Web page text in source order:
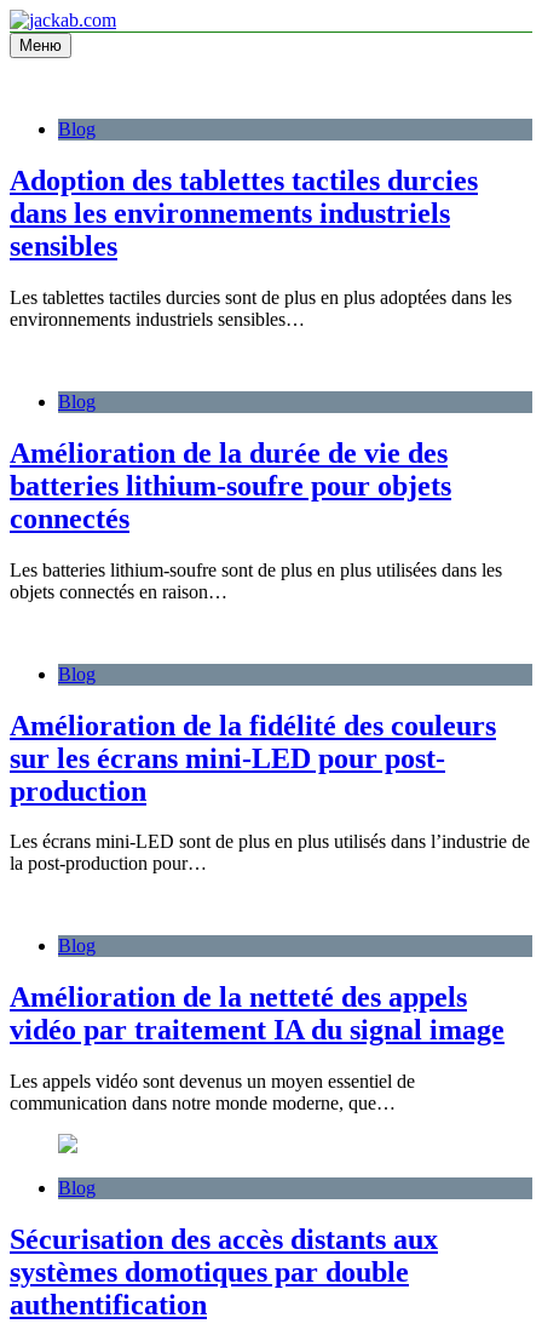
Перейти
к
содержимому
Site d'information
Меню
Blog
Adoption des tablettes tactiles durcies
dans les environnements industriels
sensibles
Les tablettes tactiles durcies sont de plus en plus adoptées dans les
environnements industriels sensibles…
Blog
Amélioration de la durée de vie des
batteries lithium-soufre pour objets
connectés
Les batteries lithium-soufre sont de plus en plus utilisées dans les
objets connectés en raison…
Blog
Amélioration de la fidélité des couleurs
sur les écrans mini-LED pour post-
production
Les écrans mini-LED sont de plus en plus utilisés dans l’industrie de
la post-production pour…
Blog
Amélioration de la netteté des appels
vidéo par traitement IA du signal image
Les appels vidéo sont devenus un moyen essentiel de
communication dans notre monde moderne, que…
Blog
Sécurisation des accès distants aux
systèmes domotiques par double
authentification